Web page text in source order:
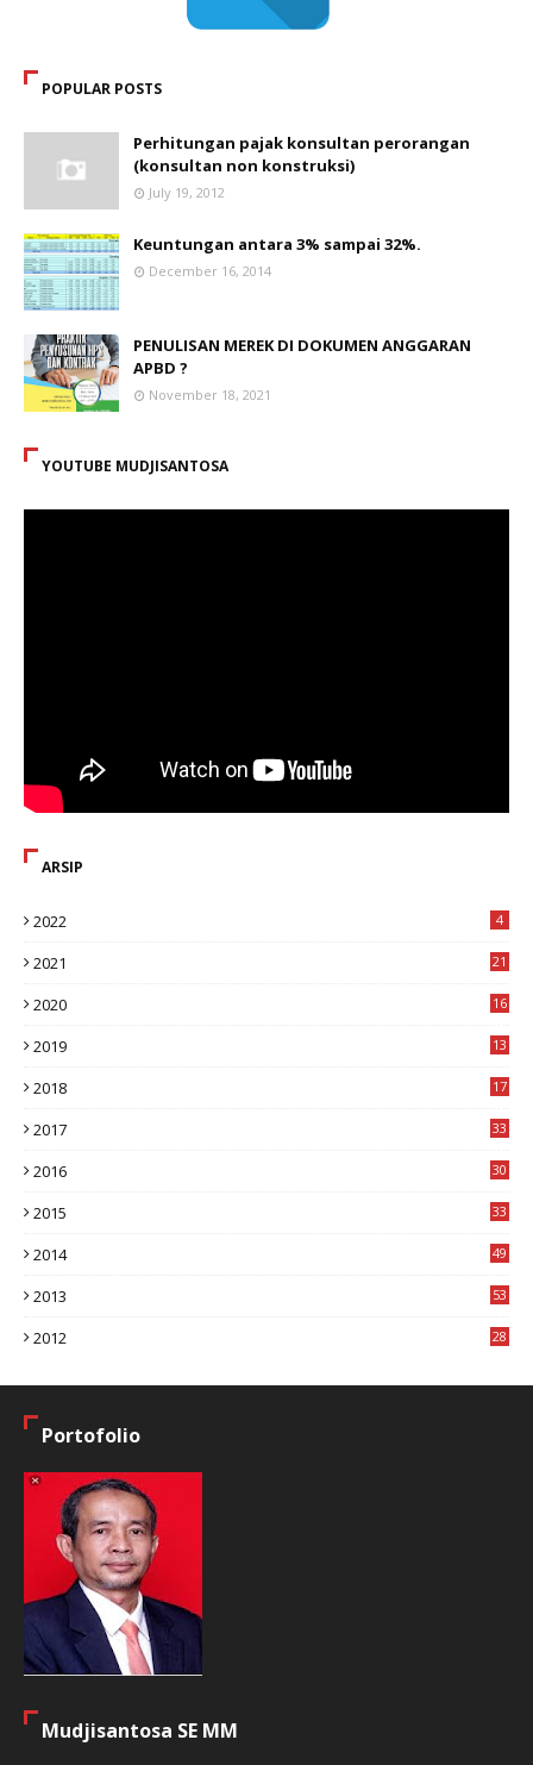
POPULAR POSTS
Perhitungan pajak konsultan perorangan
(konsultan non konstruksi)
July 19, 2012
Keuntungan antara 3% sampai 32%.
December 16, 2014
PENULISAN MEREK DI DOKUMEN ANGGARAN
APBD ?
November 18, 2021
YOUTUBE MUDJISANTOSA
ARSIP
2022 4
2021 21
2020
16
2019
13
2018
17
2017
33
2016
30
2015
33
2014
49
2013
53
2012
28
Portofolio
Mudjisantosa SE MM